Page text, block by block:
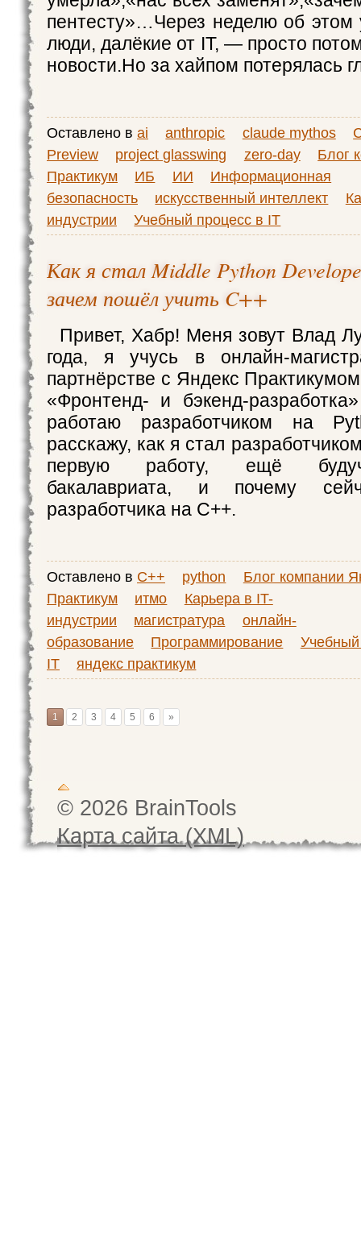
пентесту»…Через неделю об
люди, далёкие от IT, — просто
новости.Но за хайпом потерялась
Оставлено в ai anthropic claude mythos
Preview
project glasswing zero-day
Блог
Практикум
ИБ ИИ
Информационная
безопасность
искусственный интеллект
индустрии
Учебный процесс в IT
Как я стал Middle Python
зачем пошёл учить C++
Привет, Хабр! Меня зовут Влад
года, я учусь в онлайн-
партнёрстве с Яндекс
«Фронтенд- и бэкенд-
работаю разработчиком на
расскажу, как я стал
первую работу, ещё
бакалавриата, и почему
разработчика на С++.
Оставлено в C++ python
Блог компании
Практикум
итмо
Карьера в IT-
индустрии
магистратура
онлайн-
образование
Программирование
IT
яндекс практикум
1 2 3 4 5 6 »
© 2026 BrainTools
Карта сайта (XML)